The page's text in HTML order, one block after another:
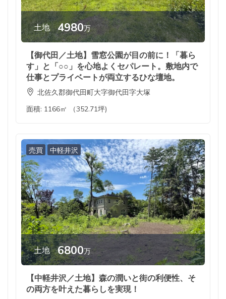
土地 4980万
【御代田／土地】雪窓公園が目の前に！「暮ら
す」と「○○」を心地よくセパレート。敷地内で
仕事とプライベートが両立するひな壇地。
北佐久郡御代田町大字御代田字大塚
面積: 1166㎡ （352.71坪)
売買 中軽井沢
土地 6800万
【中軽井沢／土地】森の潤いと街の利便性、そ
の両方を叶えた暮らしを実現！